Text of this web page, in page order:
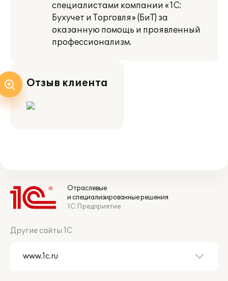
специалистами компании «1С:
Бухучет и Торговля» (БиТ) за
оказанную помощь и проявленный
профессионализм.
Отзыв клиента
Отраслевые
и специализированные решения
1С:Предприятие
Другие сайты 1С